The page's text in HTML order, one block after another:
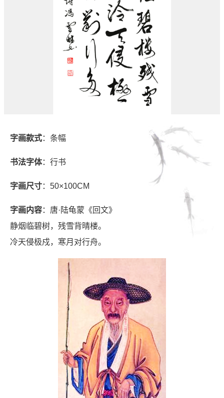
字画款式：条幅
书法字体：行书
字画尺寸：50×100CM
字画内容：唐·陆龟蒙《回文》
静烟临碧树，残雪背晴楼。
冷天侵极戍，寒月对行舟。